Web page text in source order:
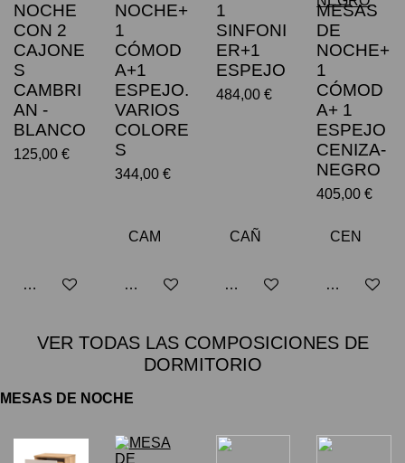
NOCHE
CON 2
CAJONE
S
CAMBRI
AN -
BLANCO
125,00 €
Añadir al carrito
NOCHE+
1
CÓMOD
A+1
ESPEJO.
VARIOS
COLORE
S
344,00 €
Avisarme cuando esté disponible
1
SINFONI
ER+1
ESPEJO
484,00 €
Añadir al carrito
MESAS
DE
NOCHE+
1
CÓMOD
A+ 1
ESPEJO
CENIZA-
NEGRO
405,00 €
Añadir al
VER TODAS LAS COMPOSICIONES DE
DORMITORIO
MESAS DE NOCHE